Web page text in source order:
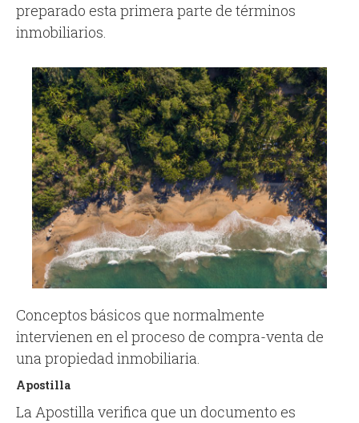
preparado esta primera parte de términos
inmobiliarios.
Conceptos básicos que normalmente
intervienen en el proceso de compra-venta de
una propiedad inmobiliaria.
Apostilla
La Apostilla verifica que un documento es